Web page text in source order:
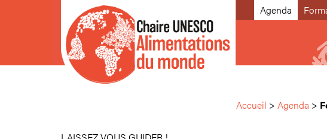
Agenda
Accueil > Agenda >